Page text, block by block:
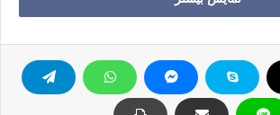
اصلاح شده است، و با رفتاری خارج می شویم
ات نگاه می کنند می گویند که این مسلمانی
رمضان تربیت و تعلیم یافته است.